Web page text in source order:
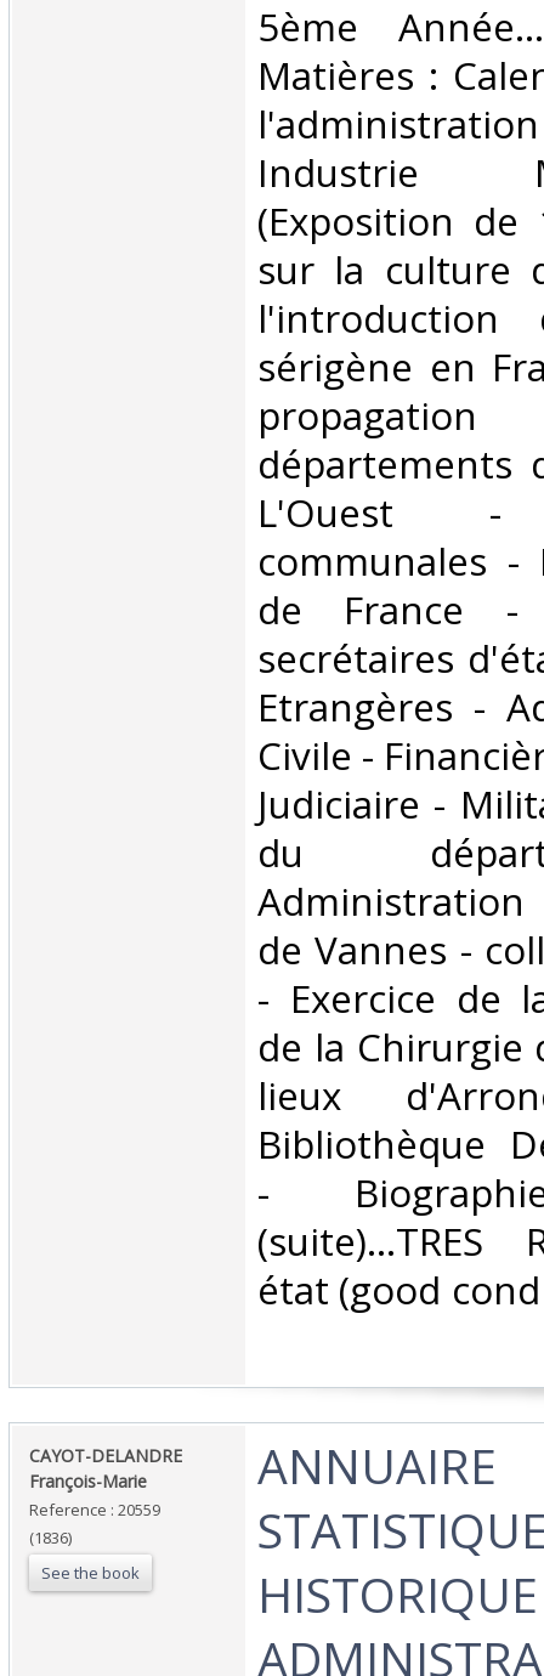
‎5ème
Matières :
Industrie
(Exposition de
sur la culture
l'introduction
sérigène en
départements
L'Ouest -
communales -
de France -
secrétaires
Etrangères -
Civile -
Judiciaire -
du
de Vannes -
- Exercice de
de la Chirurgie
lieux
Bibliothèque
-
(suite)...TRES
état (good
‎CAYOT-DELANDRE
François-Marie ‎
Reference : 20559
(1836)
See the book
‎ANNUAIRE